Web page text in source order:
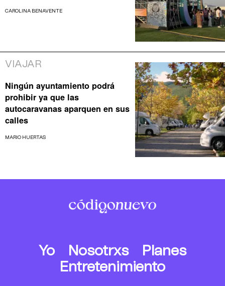
CAROLINA BENAVENTE
VIAJAR
Ningún ayuntamiento podrá
prohibir ya que las
autocaravanas aparquen en sus
calles
MARIO HUERTAS
Yo Nosotrxs
Planes
Entretenimiento